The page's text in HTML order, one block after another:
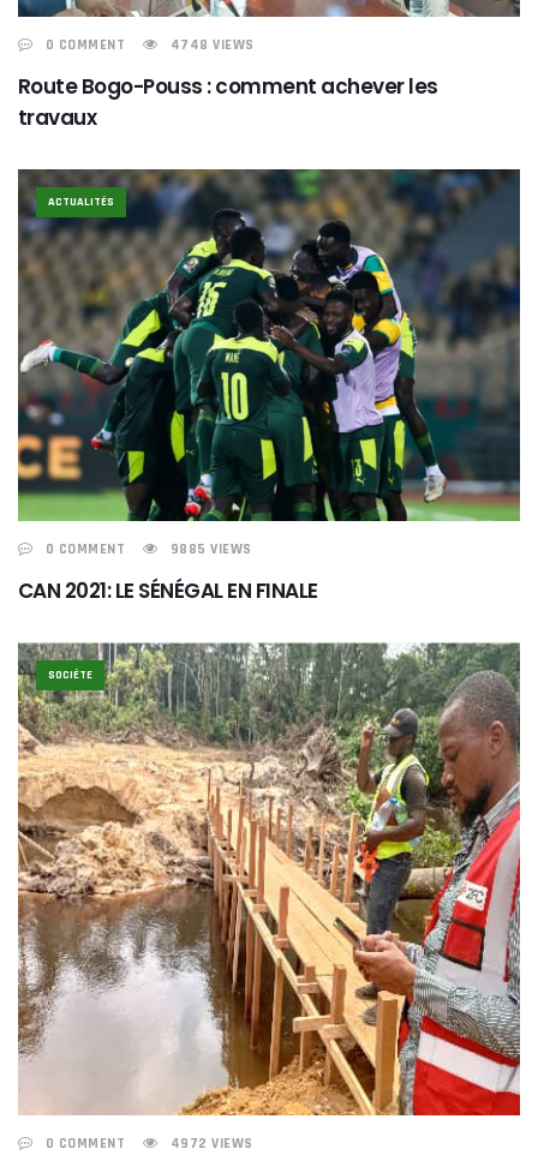
0 COMMENT 4748 VIEWS
Route Bogo-Pouss : comment achever les
travaux
ACTUALITÉS
0 COMMENT 9885 VIEWS
CAN 2021: LE SÉNÉGAL EN FINALE
SOCIÉTE
0 COMMENT 4972 VIEWS